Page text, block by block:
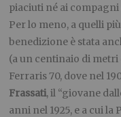
piaciuti né ai compagni
Per lo meno, a quelli
benedizione è stata
(a un centinaio di metri
Ferraris 70, dove nel
Frassati, il “giovane
anni nel 1925, e a cui